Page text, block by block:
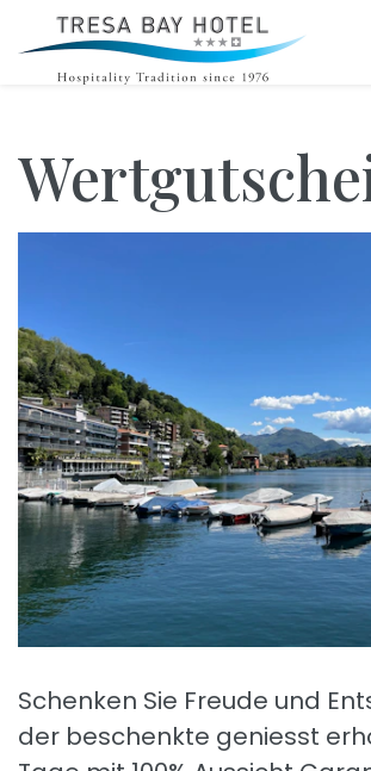
Schenken Sie Freude und
der beschenkte geniesst